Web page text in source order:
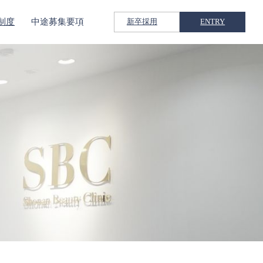
度 中途募集要項 新卒採用 ENTRY